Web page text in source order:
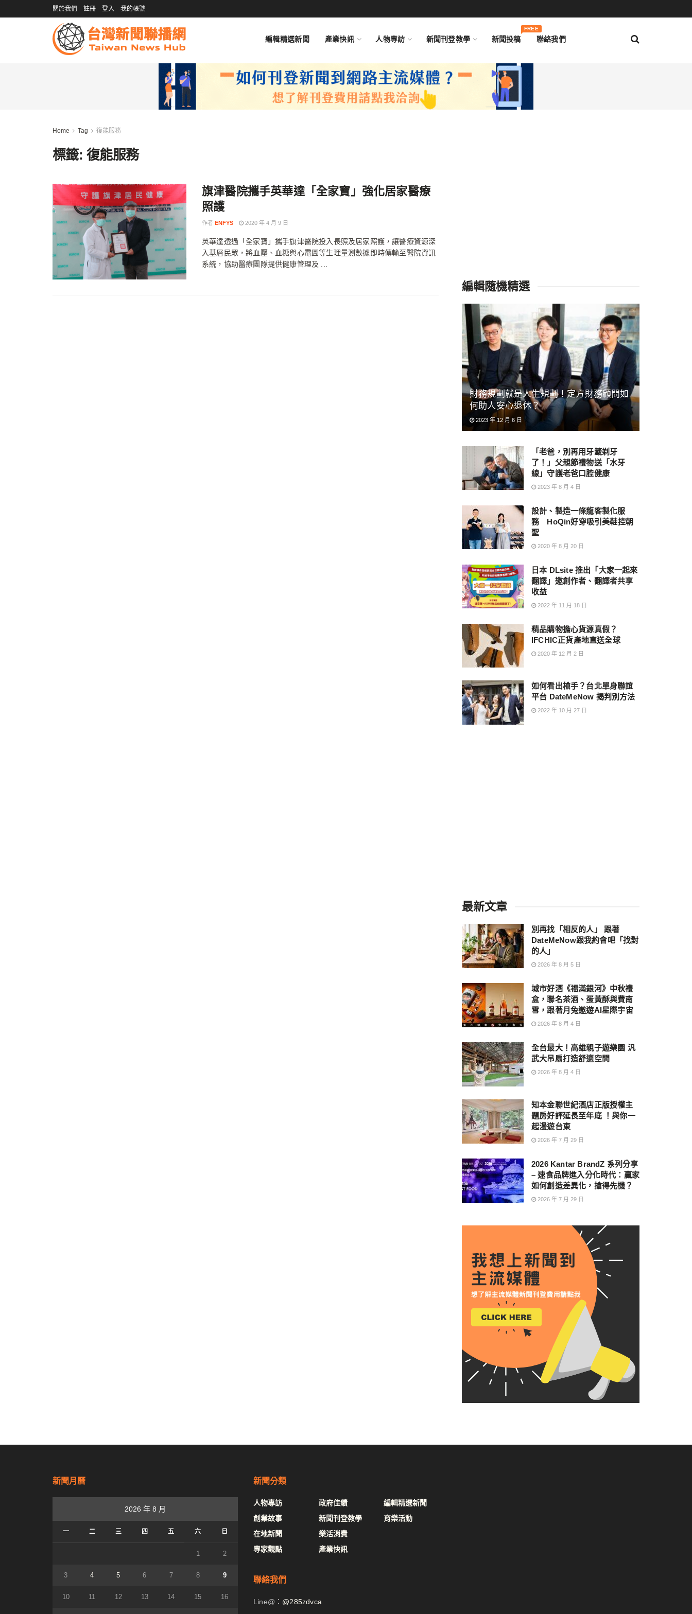
關於我們 註冊 登入 我的帳號
編輯精選新聞 產業快訊 人物專訪 新聞刊登教學 新聞投稿
FREE
聯絡我們
Home Tag 復能服務
標籤: 復能服務
旗津醫院攜手英華達「全家寶」強化居家醫療
照護
作者 ENFYS 2020 年 4 月 9 日
英華達透過「全家寶」攜手旗津醫院投入長照及居家照護，讓醫療資源深
入基層民眾，將血壓、血糖與心電圖等生理量測數據即時傳輸至醫院資訊
系統，協助醫療團隊提供健康管理及 ...
編輯隨機精選
財務規劃就是人生規劃！定方財務顧問如
何助人安心退休？
2023 年 12 月 6 日
「老爸，別再用牙籤剃牙
了！」父親節禮物送「水牙
線」守護老爸口腔健康
2023 年 8 月 4 日
設計、製造一條龍客製化服
務 HoQin好穿吸引美鞋控朝
聖
2020 年 8 月 20 日
日本 DLsite 推出「大家一起來
翻譯」邀創作者、翻譯者共享
收益
2022 年 11 月 18 日
精品購物擔心貨源真假？
IFCHIC正貨產地直送全球
2020 年 12 月 2 日
如何看出槍手？台北單身聯誼
平台 DateMeNow 揭判別方法
2022 年 10 月 27 日
最新文章
別再找「相反的人」 跟著
DateMeNow跟我約會吧「找對
的人」
2026 年 8 月 5 日
城市好酒《福滿銀河》中秋禮
盒，聯名茶酒、蛋黃酥與費南
雪，跟著月兔遨遊AI星際宇宙
2026 年 8 月 4 日
全台最大！高雄親子遊樂園 汎
武大吊扇打造舒適空間
2026 年 8 月 4 日
知本金聯世紀酒店正版授權主
題房好評延長至年底 ！與你一
起漫遊台東
2026 年 7 月 29 日
2026 Kantar BrandZ 系列分享
– 速食品牌進入分化時代：贏家
如何創造差異化，搶得先機？
2026 年 7 月 29 日
新聞月曆
2026 年 8 月
一 二 三 四 五 六 日
1 2
3 4 5 6 7 8 9
10 11 12 13 14 15 16
新聞分類
人物專訪
創業故事
在地新聞
專家觀點
政府佳績
新聞刊登教學
樂活消費
產業快訊
編輯精選新聞
育樂活動
聯絡我們
Line@： @285zdvca